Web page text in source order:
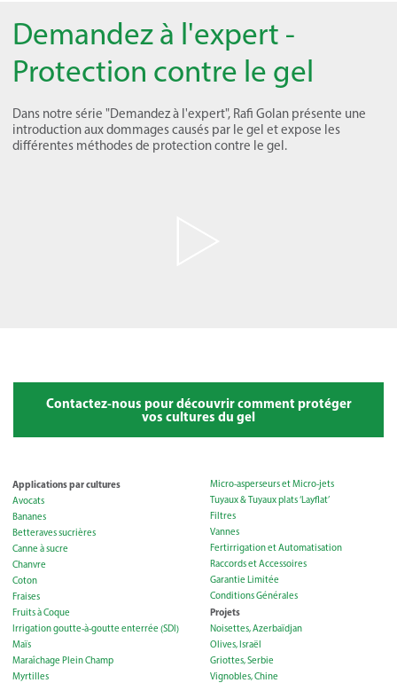
Demandez à l'expert -
Protection contre le gel
Dans notre série "Demandez à l'expert", Rafi Golan présente une
introduction aux dommages causés par le gel et expose les
différentes méthodes de protection contre le gel.
Contactez-nous pour découvrir comment protéger
vos cultures du gel
Applications par cultures
Avocats
Bananes
Betteraves sucrières
Canne à sucre
Chanvre
Coton
Fraises
Fruits à Coque
Irrigation goutte-à-goutte enterrée (SDI)
Maïs
Maraîchage Plein Champ
Myrtilles
Micro-asperseurs et Micro-jets
Tuyaux & Tuyaux plats ‘Layflat’
Filtres
Vannes
Fertirrigation et Automatisation
Raccords et Accessoires
Garantie Limitée
Conditions Générales
Projets
Noisettes, Azerbaïdjan
Olives, Israël
Griottes, Serbie
Vignobles, Chine